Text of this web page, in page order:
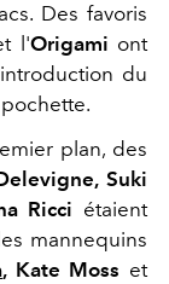
Des favoris
l'Origami ont
du
plan, des
Suki
Ricci étaient
mannequins
, Kate Moss et